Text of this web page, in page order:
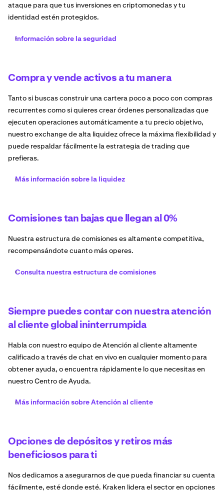
ataque para que tus inversiones en criptomonedas y tu
identidad estén protegidos.
Información sobre la seguridad
Compra y vende activos a tu manera
Tanto si buscas construir una cartera poco a poco con compras
recurrentes como si quieres crear órdenes personalizadas que
ejecuten operaciones automáticamente a tu precio objetivo,
nuestro exchange de alta liquidez ofrece la máxima flexibilidad y
puede respaldar fácilmente la estrategia de trading que
prefieras.
Más información sobre la liquidez
Comisiones tan bajas que llegan al 0%
Nuestra estructura de comisiones es altamente competitiva,
recompensándote cuanto más operes.
Consulta nuestra estructura de comisiones
Siempre puedes contar con nuestra atención
al cliente global ininterrumpida
Habla con nuestro equipo de Atención al cliente altamente
calificado a través de chat en vivo en cualquier momento para
obtener ayuda, o encuentra rápidamente lo que necesitas en
nuestro Centro de Ayuda.
Más información sobre Atención al cliente
Opciones de depósitos y retiros más
beneficiosos para ti
Nos dedicamos a asegurarnos de que pueda financiar su cuenta
fácilmente, esté donde esté. Kraken lidera el sector en opciones